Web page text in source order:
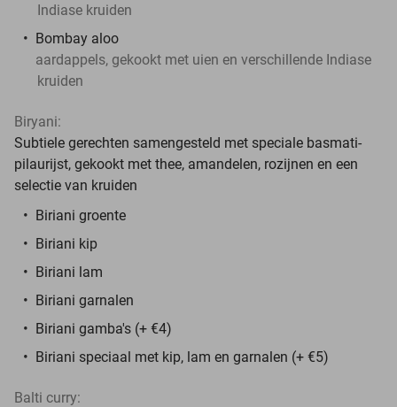
Indiase kruiden
Bombay aloo
aardappels, gekookt met uien en verschillende Indiase
kruiden
Biryani:
Subtiele gerechten samengesteld met speciale basmati-
pilaurijst, gekookt met thee, amandelen, rozijnen en een
selectie van kruiden
Biriani groente
Biriani kip
Biriani lam
Biriani garnalen
Biriani gamba's (+ €4)
Biriani speciaal met kip, lam en garnalen (+ €5)
Balti curry: